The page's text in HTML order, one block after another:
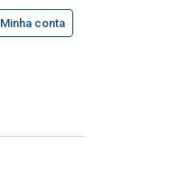
Minha conta